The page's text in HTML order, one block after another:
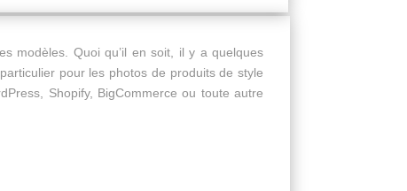
modèles. Quoi qu’il en soit, il y a quelques
pour les photos de produits de style
Shopify, BigCommerce ou toute autre